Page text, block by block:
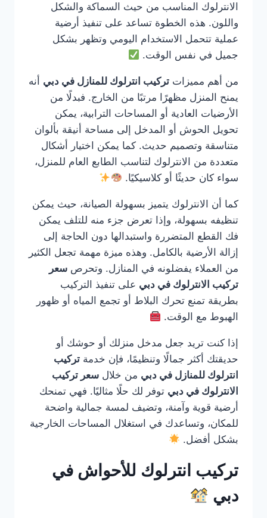
الانترلوك المناسب من حيث السماكة والشكل
واللون. هذه الخطوة تساعد على تنفيذ أرضية
عملية تتحمل الاستخدام اليومي وتظهر بشكل
جميل في نفس الوقت.
من أهم مميزات تركيب انترلوك للمنازل في دبي أنه
يمنح المنزل مظهرًا مرتبًا من الخارج. فبدلًا من
الأرضيات العادية أو المساحات الترابية، يمكن
تحويل الحوش أو المدخل إلى مساحة أنيقة بألوان
متناسقة وتصميم حديث. كما يمكن اختيار أشكال
متعددة من الانترلوك لتناسب الطابع العام للمنزل،
سواء كان حديثًا أو كلاسيكيًا.
كما أن الانترلوك يتميز بسهولة الصيانة، حيث يمكن
تنظيفه بسهولة، وإذا تعرض جزء منه للتلف يمكن
فك القطع المتضررة واستبدالها دون الحاجة إلى
إزالة الأرضية بالكامل. وهذه ميزة مهمة تجعل الكثير
من العملاء يفضلونه في المنازل. وتحرص سعر
تركيب الانترلوك في دبي على تنفيذ التركيب
بطريقة تمنع تحرك البلاط أو تجمع المياه أو ظهور
الهبوط مع الوقت.
إذا كنت تريد جعل مدخل منزلك أو حوشك أو
حديقتك أكثر جمالًا وتنظيمًا، فإن خدمة تركيب
انترلوك للمنازل في دبي من خلال سعر تركيب
الانترلوك في دبي توفر لك حلًا مثاليًا. فهي تمنحك
أرضية قوية وآمنة، وتضيف لمسة جمالية واضحة
للمكان، وتساعدك في استغلال المساحات الخارجية
بشكل أفضل.
تركيب انترلوك للأحواش في
دبي